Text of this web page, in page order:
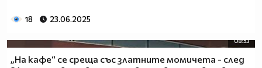
18 23.06.2025
08:53
„На кафе“ се среща със златните момичета - след